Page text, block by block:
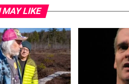
MAY LIKE